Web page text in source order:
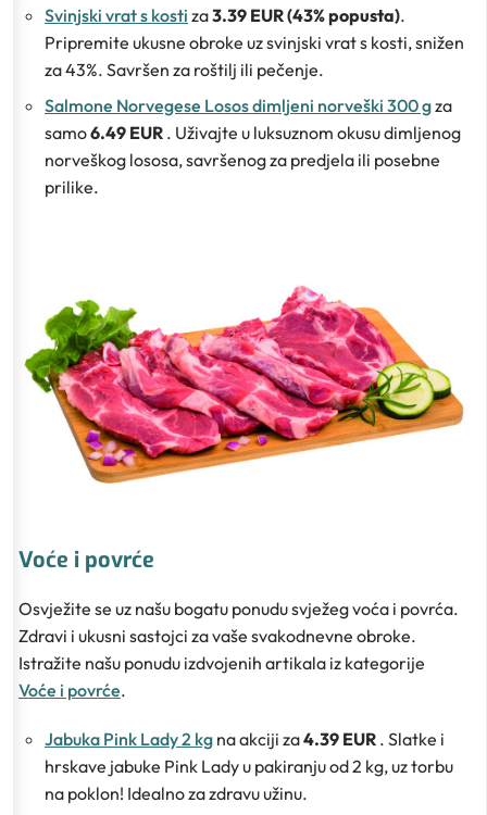
Svinjski vrat s kosti za3.39 EUR (43% popusta).
Pripremite ukusne obroke uz svinjski vrat s kosti, snižen
za 43%. Savršen za roštilj ili pečenje.
Salmone Norvegese Losos dimljeni norveški 300 gza
samo6.49 EUR . Uživajte u luksuznom okusu dimljenog
norveškog lososa, savršenog za predjela ili posebne
prilike.
Voće i povrće
Osvježite se uz našu bogatu ponudu svježeg voća i povrća.
Zdravi i ukusni sastojci za vaše svakodnevne obroke.
Istražite našu ponudu izdvojenih artikala iz kategorije
Voće i povrće.
Jabuka Pink Lady 2 kg na akciji za4.39 EUR . Slatke i
hrskave jabuke Pink Lady u pakiranju od 2 kg, uz torbu
na poklon! Idealno za zdravu užinu.